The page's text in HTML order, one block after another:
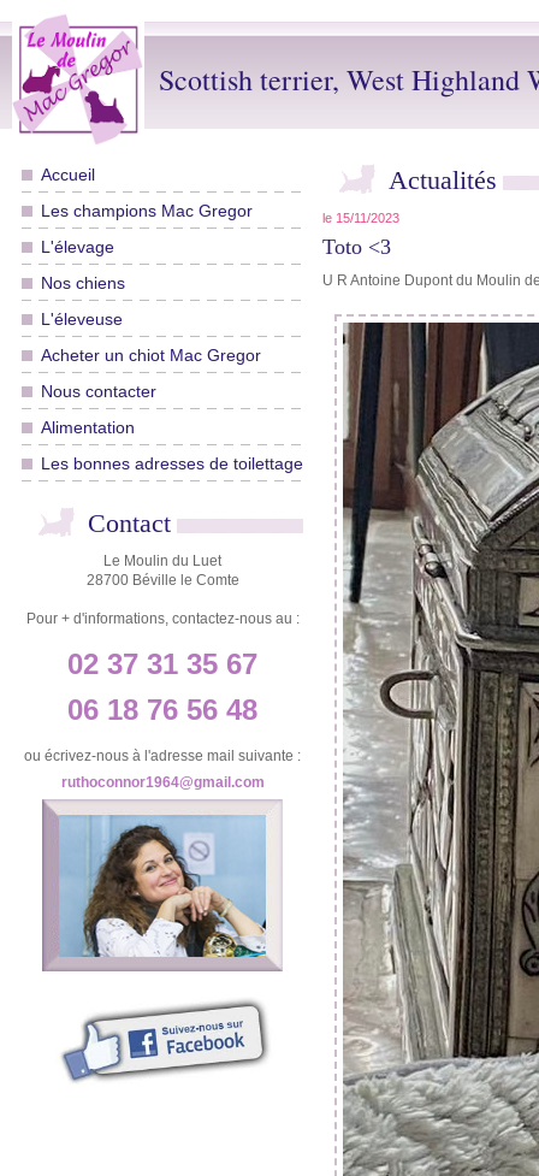
Scottish terrier, West
Accueil
Les champions Mac Gregor
L'élevage
Nos chiens
L'éleveuse
Acheter un chiot Mac Gregor
Nous contacter
Alimentation
Les bonnes adresses de toilettage
Contact
Le Moulin du Luet
28700 Béville le Comte
Pour + d'informations, contactez-nous au :
02 37 31 35 67
06 18 76 56 48
ou écrivez-nous à l'adresse mail suivante :
ruthoconnor1964@gmail.com
Actualités
le 15/11/2023
Toto <3
U R Antoine Dupont du Moulin